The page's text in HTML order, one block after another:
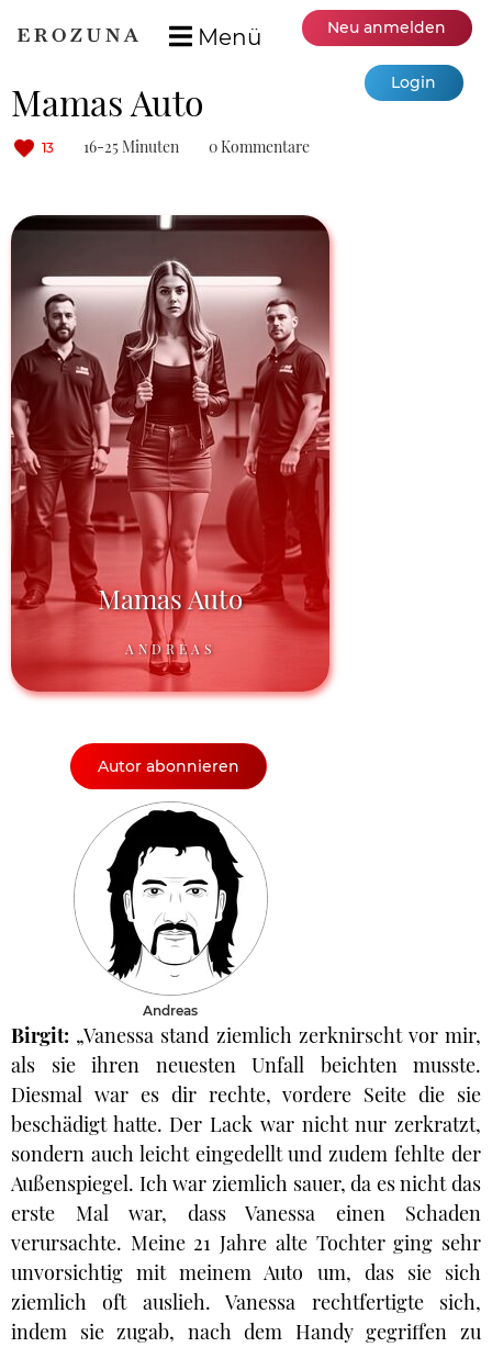
Menü Neu anmelden
Login
Mamas Auto
13 16-25 Minuten 0 Kommentare
Mamas Auto
ANDREAS
Autor abonnieren
Andreas
Birgit: „Vanessa stand ziemlich zerknirscht vor mir,
als sie ihren neuesten Unfall beichten musste.
Diesmal war es dir rechte, vordere Seite die sie
beschädigt hatte. Der Lack war nicht nur zerkratzt,
sondern auch leicht eingedellt und zudem fehlte der
Außenspiegel. Ich war ziemlich sauer, da es nicht das
erste Mal war, dass Vanessa einen Schaden
verursachte. Meine 21 Jahre alte Tochter ging sehr
unvorsichtig mit meinem Auto um, das sie sich
ziemlich oft auslieh. Vanessa rechtfertigte sich,
indem sie zugab, nach dem Handy gegriffen zu